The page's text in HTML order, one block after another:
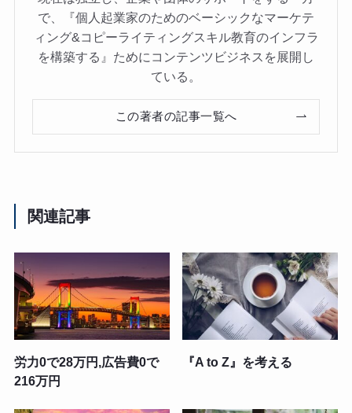
で、『個人起業家のためのベーシックなマーケテ
ィング&コピーライティングスキル教育のインフラ
を構築する』ためにコンテンツビジネスを展開し
ている。
この著者の記事一覧へ
関連記事
労力0で28万円,広告費0で
216万円
『A to Z』を考える